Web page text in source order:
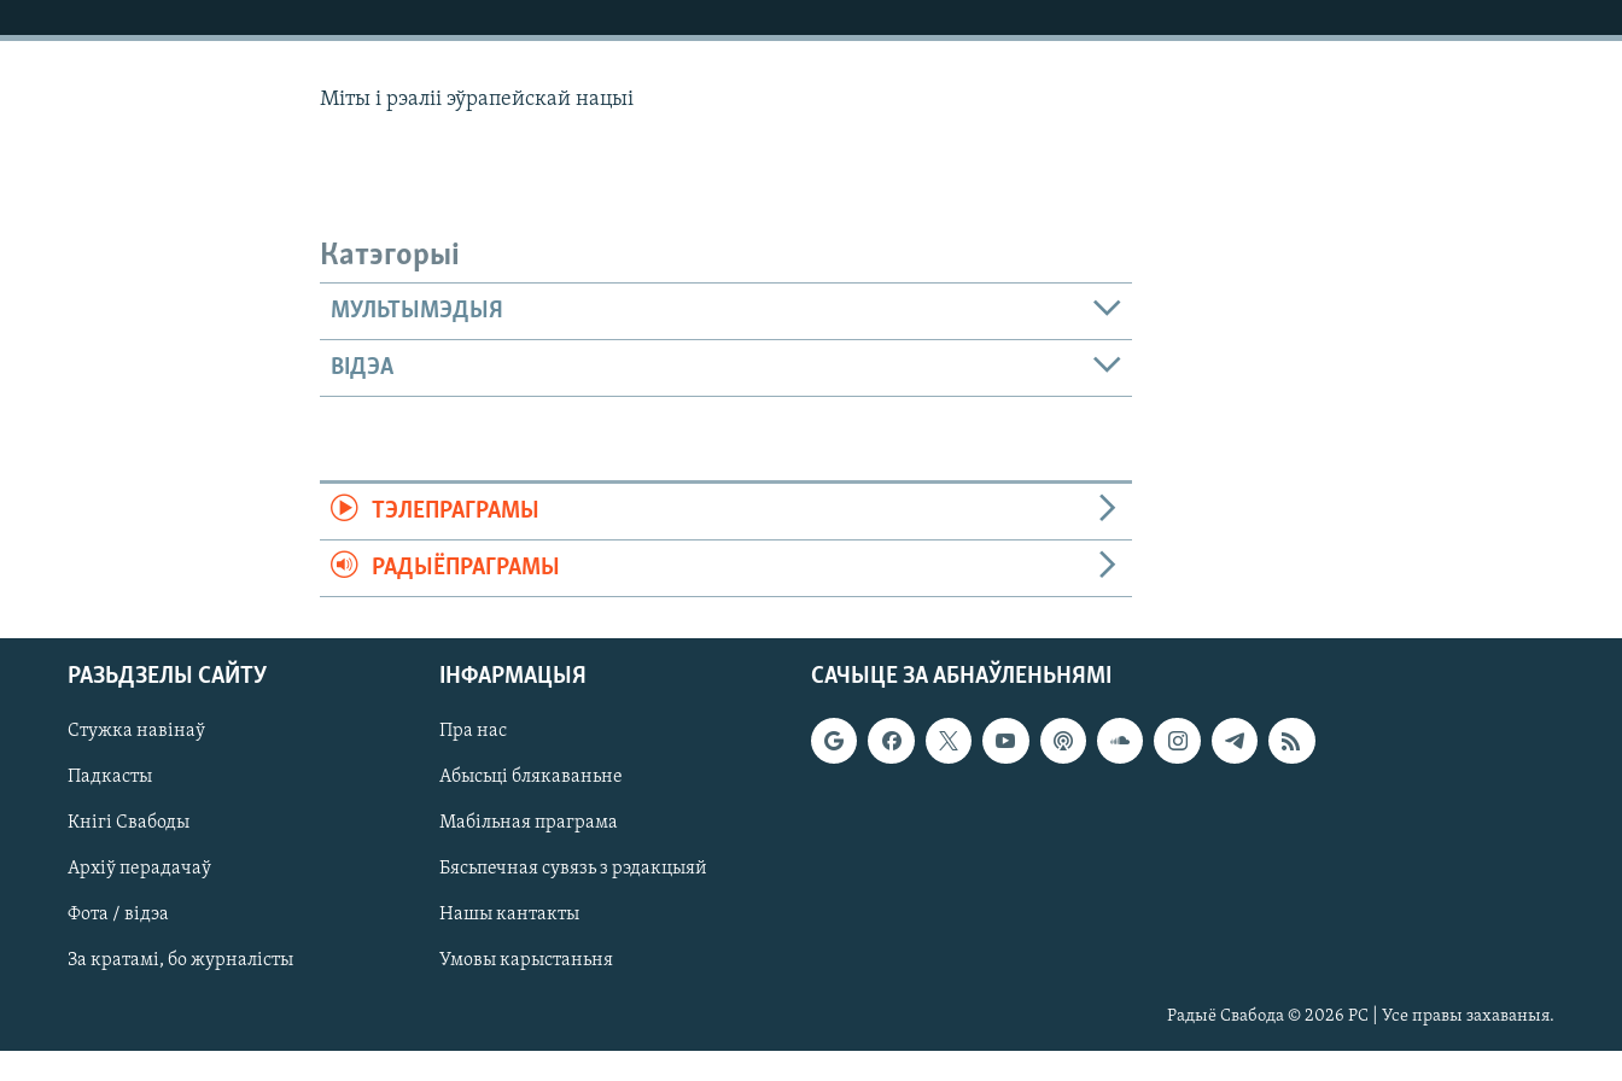
КАЛЯНДАР
НА ХВАЛЯХ СВАБОДЫ
САЧЫЦЕ ЗА АБНАЎЛЕНЬНЯМІ
Міты і рэаліі эўрапейскай нацыі
Катэгорыі
МУЛЬТЫМЭДЫЯ
ВІДЭА
ТЭЛЕПРАГРАМЫ
РАДЫЁПРАГРАМЫ
САЧЫЦЕ ЗА АБНАЎЛЕНЬНЯМІ
РАЗЬДЗЕЛЫ САЙТУ
Стужка навінаў
Падкасты
Кнігі Свабоды
Архіў перадачаў
Фота / відэа
За кратамі, бо журналісты
ІНФАРМАЦЫЯ
Пра нас
Абысьці блякаваньне
Мабільная праграма
Бясьпечная сувязь з рэдакцыяй
Нашы кантакты
Умовы карыстаньня
Радыё Свабода © 2026 РС | Усе правы захаваныя.